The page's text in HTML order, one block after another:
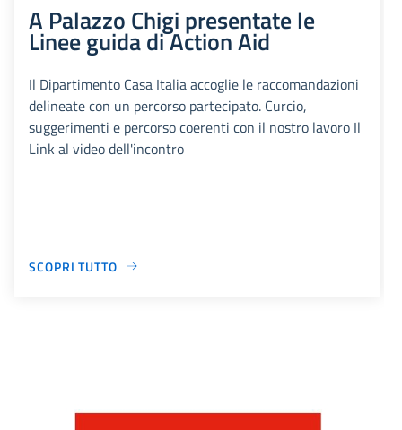
A Palazzo Chigi presentate le
Linee guida di Action Aid
Il Dipartimento Casa Italia accoglie le raccomandazioni
delineate con un percorso partecipato. Curcio,
suggerimenti e percorso coerenti con il nostro lavoro Il
Link al video dell'incontro
SCOPRI TUTTO